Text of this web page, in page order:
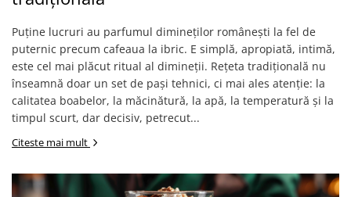
Capsule de Cafea
Cafea macinata
Puține lucruri au parfumul dimineților românești la fel de
puternic precum cafeaua la ibric. E simplă, apropiată, intimă,
este cel mai plăcut ritual al dimineții. Rețeta tradițională nu
înseamnă doar un set de pași tehnici, ci mai ales atenție: la
calitatea boabelor, la măcinătură, la apă, la temperatură și la
timpul scurt, dar decisiv, petrecut...
Citeste mai mult